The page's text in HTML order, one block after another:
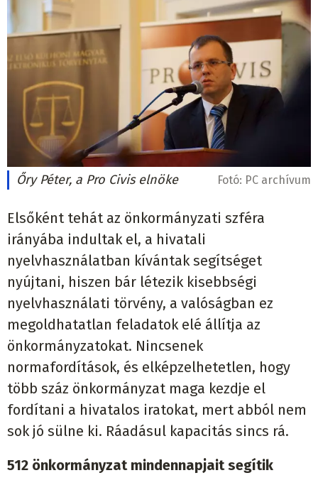
Őry Péter, a Pro Civis elnöke Fotó: PC archívum
Elsőként tehát az önkormányzati szféra
irányába indultak el, a hivatali
nyelvhasználatban kívántak segítséget
nyújtani, hiszen bár létezik kisebbségi
nyelvhasználati törvény, a valóságban ez
megoldhatatlan feladatok elé állítja az
önkormányzatokat. Nincsenek
normafordítások, és elképzelhetetlen, hogy
több száz önkormányzat maga kezdje el
fordítani a hivatalos iratokat, mert abból nem
sok jó sülne ki. Ráadásul kapacitás sincs rá.
512 önkormányzat mindennapjait segítik